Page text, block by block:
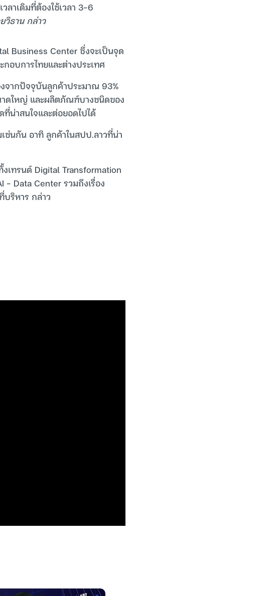
ลาเดิมที่ต้องใช้เวลา 3-6
วิธาน กล่าว
Business Center ซึ่งจะเป็นจุด
อบการไทยและต่างประเทศ
จากปัจจุบันลูกค้าประมาณ 93%
ดใหญ่ และผลิตภัณฑ์บางชนิดของ
น่าสนใจและต่อยอดไปได้
ช่นกัน อาทิ ลูกค้าในสปป.ลาวที่น่า
เทรนด์ Digital Transformation
– Data Center รวมถึงเรื่อง
บริหาร กล่าว